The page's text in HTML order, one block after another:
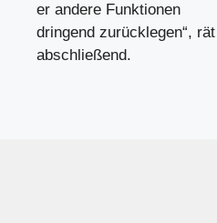
er andere Funktionen
dringend zurücklegen“,
abschließend.